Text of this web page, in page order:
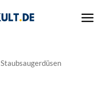
Staubsaugerdüsen